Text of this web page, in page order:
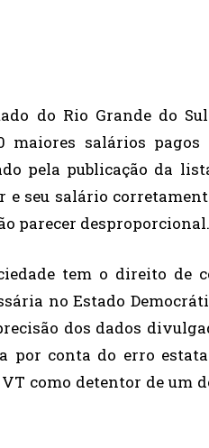
do Rio Grande do
salários pagos
pela publicação da
seu salário
parecer desproporcional.
tem o direito de
no Estado
dos dados
conta do erro
como detentor de um